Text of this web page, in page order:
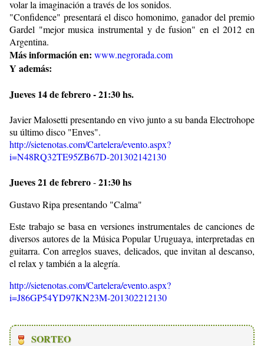
volar la imaginación a través de los sonidos.
"Confidence" presentará el disco homonimo, ganador del premio
Gardel "mejor musica instrumental y de fusion" en el 2012 en
Argentina.
Más información en: www.negrorada.com
Y además:
Jueves 14 de febrero - 21:30 hs.
Javier Malosetti presentando en vivo junto a su banda Electrohope
su último disco "Enves".
http://sietenotas.com/Cartelera/evento.aspx?
i=N48RQ32TE95ZB67D-201302142130
Jueves 21 de febrero-21:30 hs
Gustavo Ripa presentando "Calma"
Este trabajo se basa en versiones instrumentales de canciones de
diversos autores de la Música Popular Uruguaya, interpretadas en
guitarra. Con arreglos suaves, delicados, que invitan al descanso,
el relax y también a la alegría.
http://sietenotas.com/Cartelera/evento.aspx?
i=J86GP54YD97KN23M-201302212130
SORTEO